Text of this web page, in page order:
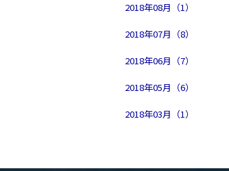
2018年08月（1）
2018年07月（8）
2018年06月（7）
2018年05月（6）
2018年03月（1）